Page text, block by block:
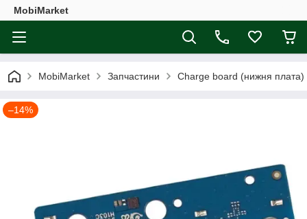
MobiMarket
MobiMarket Запчастини Charge board (нижня плата)
–14%